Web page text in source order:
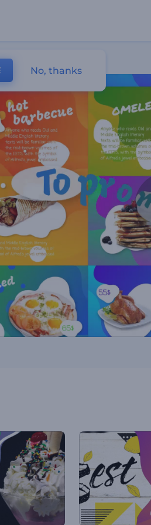
No, thanks